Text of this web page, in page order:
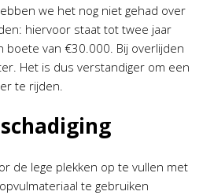
we het nog niet gehad over
hiervoor staat tot twee jaar
boete van €30.000. Bij overlijden
Het is dus verstandiger om een
te rijden.
de lege plekken op te vullen met
opvulmateriaal te gebruiken